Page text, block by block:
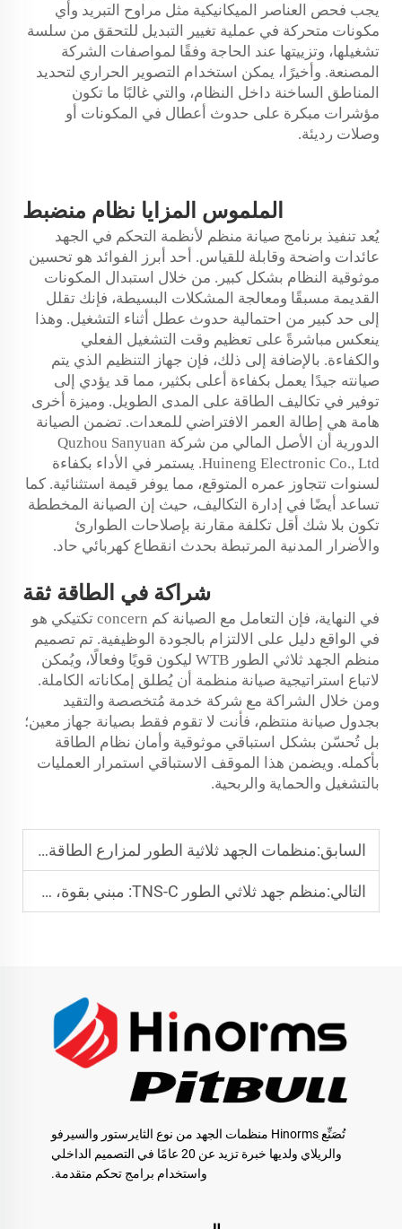
يجب فحص العناصر الميكانيكية مثل مراوح التبريد وأي
مكونات متحركة في عملية تغيير التبديل للتحقق من سلسة
تشغيلها، وتزييتها عند الحاجة وفقًا لمواصفات الشركة
المصنعة. وأخيرًا، يمكن استخدام التصوير الحراري لتحديد
المناطق الساخنة داخل النظام، والتي غالبًا ما تكون
مؤشرات مبكرة على حدوث أعطال في المكونات أو
وصلات رديئة.
الملموس المزايا نظام منضبط
يُعد تنفيذ برنامج صيانة منظم لأنظمة التحكم في الجهد
عائدات واضحة وقابلة للقياس. أحد أبرز الفوائد هو تحسين
موثوقية النظام بشكل كبير. من خلال استبدال المكونات
القديمة مسبقًا ومعالجة المشكلات البسيطة، فإنك تقلل
إلى حد كبير من احتمالية حدوث عطل أثناء التشغيل. وهذا
ينعكس مباشرةً على تعظيم وقت التشغيل الفعلي
والكفاءة. بالإضافة إلى ذلك، فإن جهاز التنظيم الذي يتم
صيانته جيدًا يعمل بكفاءة أعلى بكثير، مما قد يؤدي إلى
توفير في تكاليف الطاقة على المدى الطويل. وميزة أخرى
هامة هي إطالة العمر الافتراضي للمعدات. تضمن الصيانة
الدورية أن الأصل المالي من شركة Quzhou Sanyuan
Huineng Electronic Co., Ltd. يستمر في الأداء بكفاءة
لسنوات تتجاوز عمره المتوقع، مما يوفر قيمة استثنائية. كما
تساعد أيضًا في إدارة التكاليف، حيث إن الصيانة المخططة
تكون بلا شك أقل تكلفة مقارنة بإصلاحات الطوارئ
والأضرار المدنية المرتبطة بحدث انقطاع كهربائي حاد.
شراكة في الطاقة ثقة
في النهاية، فإن التعامل مع الصيانة كم concern تكتيكي هو
في الواقع دليل على الالتزام بالجودة الوظيفية. تم تصميم
منظم الجهد ثلاثي الطور WTB ليكون قويًا وفعالًا، ويُمكن
لاتباع استراتيجية صيانة منظمة أن يُطلق إمكاناته الكاملة.
ومن خلال الشراكة مع شركة خدمة مُتخصصة والتقيد
بجدول صيانة منتظم، فأنت لا تقوم فقط بصيانة جهاز معين؛
بل تُحسّن بشكل استباقي موثوقية وأمان نظام الطاقة
بأكمله. ويضمن هذا الموقف الاستباقي استمرار العمليات
بالتشغيل والحماية والربحية.
السابق:منظمات الجهد ثلاثية الطور لمزارع الطاقة الشمسية: نصائح أساسية للتكامل مع الشبكة
التالي:منظم جهد ثلاثي الطور TNS-C: مبني بقوة، وصنع ليدوم طويلاً
تُصَنِّع Hinorms منظمات الجهد من نوع الثايرستور والسيرفو
والريلاي ولديها خبرة تزيد عن 20 عامًا في التصميم الداخلي
واستخدام برامج تحكم متقدمة.